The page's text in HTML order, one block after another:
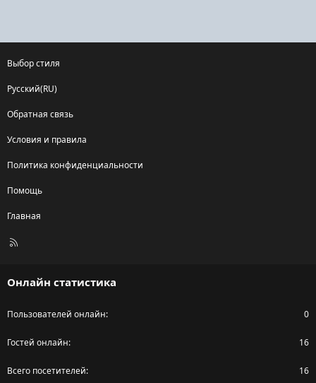
Выбор стиля
Русский(RU)
Обратная связь
Условия и правила
Политика конфиденциальности
Помощь
Главная
R
Онлайн статистика
Пользователей онлайн 0
Гостей онлайн 16
Всего посетителей 16